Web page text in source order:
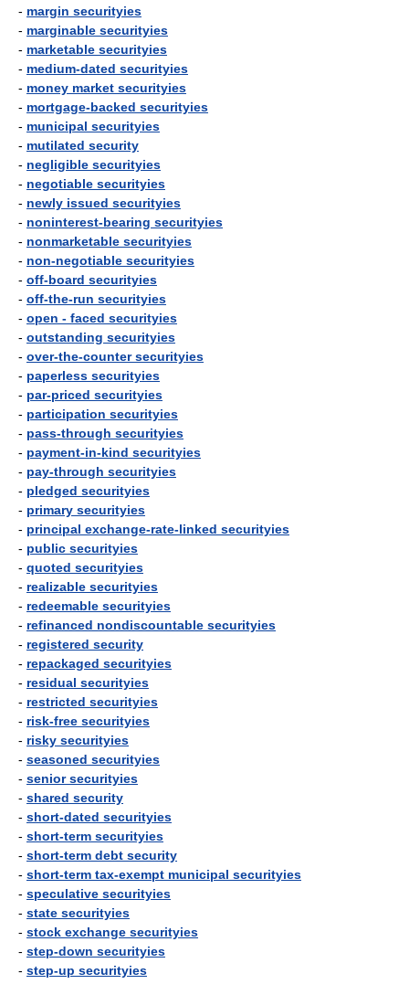
- margin securityies
- marginable securityies
- marketable securityies
- medium-dated securityies
- money market securityies
- mortgage-backed securityies
- municipal securityies
- mutilated security
- negligible securityies
- negotiable securityies
- newly issued securityies
- noninterest-bearing securityies
- nonmarketable securityies
- non-negotiable securityies
- off-board securityies
- off-the-run securityies
- open - faced securityies
- outstanding securityies
- over-the-counter securityies
- paperless securityies
- par-priced securityies
- participation securityies
- pass-through securityies
- payment-in-kind securityies
- pay-through securityies
- pledged securityies
- primary securityies
- principal exchange-rate-linked securityies
- public securityies
- quoted securityies
- realizable securityies
- redeemable securityies
- refinanced nondiscountable securityies
- registered security
- repackaged securityies
- residual securityies
- restricted securityies
- risk-free securityies
- risky securityies
- seasoned securityies
- senior securityies
- shared security
- short-dated securityies
- short-term securityies
- short-term debt security
- short-term tax-exempt municipal securityies
- speculative securityies
- state securityies
- stock exchange securityies
- step-down securityies
- step-up securityies